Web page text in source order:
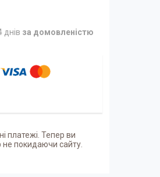
днів за домовленістю
платежі. Тепер ви
покидаючи сайту.